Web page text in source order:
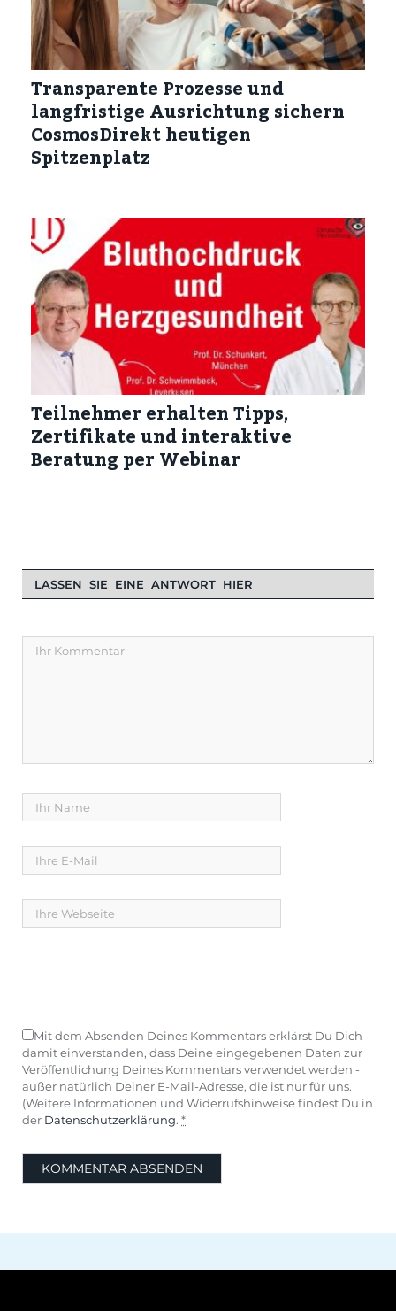
Transparente Prozesse und
langfristige Ausrichtung sichern
CosmosDirekt heutigen
Spitzenplatz
Teilnehmer erhalten Tipps,
Zertifikate und interaktive
Beratung per Webinar
LASSEN SIE EINE ANTWORT HIER
Mit dem Absenden Deines Kommentars erklärst Du Dich
damit einverstanden, dass Deine eingegebenen Daten zur
Veröffentlichung Deines Kommentars verwendet werden -
außer natürlich Deiner E-Mail-Adresse, die ist nur für uns.
(Weitere Informationen und Widerrufshinweise findest Du in
der Datenschutzerklärung. *